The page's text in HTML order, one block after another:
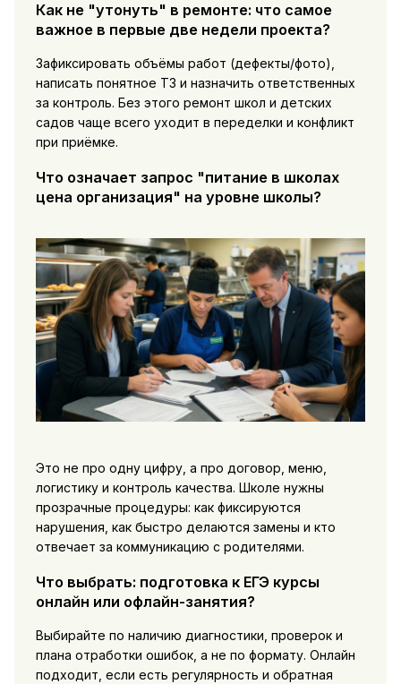
Как не "утонуть" в ремонте: что самое
важное в первые две недели проекта?
Зафиксировать объёмы работ (дефекты/фото),
написать понятное ТЗ и назначить ответственных
за контроль. Без этого ремонт школ и детских
садов чаще всего уходит в переделки и конфликт
при приёмке.
Что означает запрос "питание в школах
цена организация" на уровне школы?
Это не про одну цифру, а про договор, меню,
логистику и контроль качества. Школе нужны
прозрачные процедуры: как фиксируются
нарушения, как быстро делаются замены и кто
отвечает за коммуникацию с родителями.
Что выбрать: подготовка к ЕГЭ курсы
онлайн или офлайн-занятия?
Выбирайте по наличию диагностики, проверок и
плана отработки ошибок, а не по формату. Онлайн
подходит, если есть регулярность и обратная